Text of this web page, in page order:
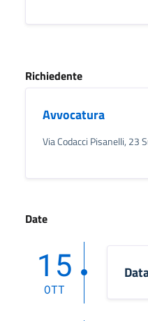
Richiedente
Avvocatura
Via Codacci Pisanelli, 23
Date
15
OTT